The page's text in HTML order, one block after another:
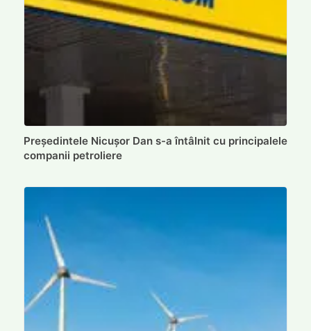
Președintele Nicușor Dan s-a întâlnit cu principalele
companii petroliere